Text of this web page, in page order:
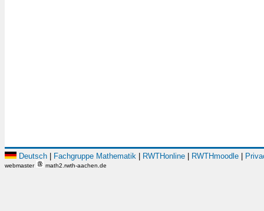
Deutsch Fachgruppe Mathematik RWTHonline RWTHmoodle
webmaster math2.rwth-aachen.de